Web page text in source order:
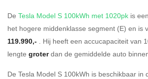
De Tesla Model S 100kWh met 1020pk is
het hogere middenklasse segment (E) en is
119.990,- . Hij heeft een accucapaciteit van
lengte groterdan de gemiddelde auto
De Tesla Model S 100kWh is beschikbaar in